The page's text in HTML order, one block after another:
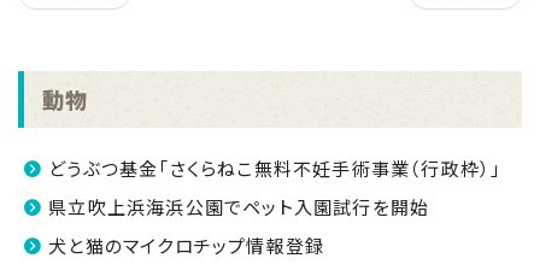
動物
どうぶつ基金「さくらねこ無料不妊手術事業（行政枠）」
県立吹上浜海浜公園でペット入園試行を開始
犬と猫のマイクロチップ情報登録